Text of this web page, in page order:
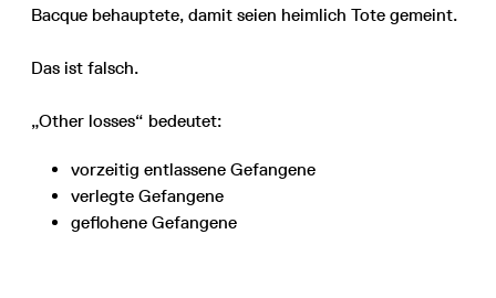
Bacque behauptete, damit seien heimlich Tote gemeint.
Das ist falsch.
„Other losses“ bedeutet:
vorzeitig entlassene Gefangene
verlegte Gefangene
geflohene Gefangene